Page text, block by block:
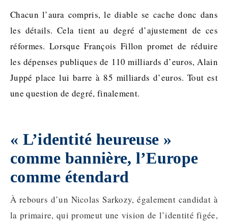
Chacun l’aura compris, le diable se cache donc dans
les détails. Cela tient au degré d’ajustement de ces
réformes. Lorsque François Fillon promet de réduire
les dépenses publiques de 110 milliards d’euros, Alain
Juppé place lui barre à 85 milliards d’euros. Tout est
une question de degré, finalement.
« L’identité heureuse »
comme bannière, l’Europe
comme étendard
À rebours d’un Nicolas Sarkozy, également candidat à
la primaire, qui promeut une vision de l’identité figée,